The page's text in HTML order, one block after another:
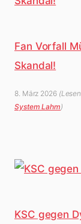
Fan Vorfall
Skandal!
8. März 2026
System Lahm)
KSC gegen